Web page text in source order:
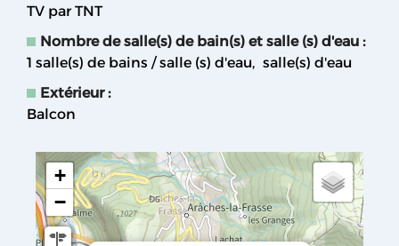
TV par TNT
Nombre de salle(s) de bain(s) et salle (s) d'eau :
1 salle(s) de bains / salle (s) d'eau
salle(s) d'eau
Extérieur:
Balcon
+
−